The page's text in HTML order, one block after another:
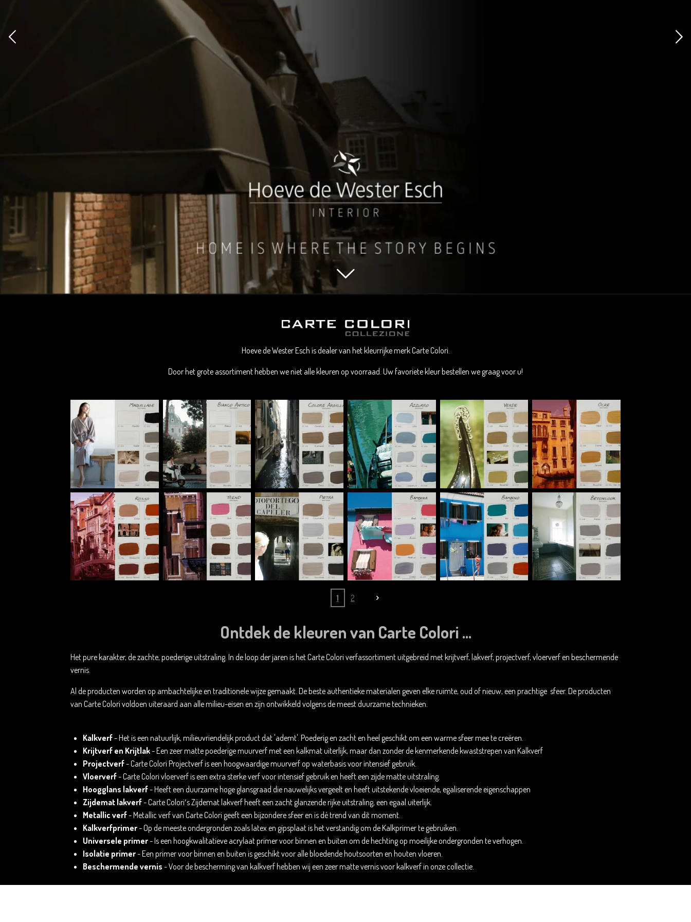
Hoeve de Wester Esch is dealer van het kleurrijke merk Carte Colori.
Door het grote assortiment hebben we niet alle kleuren op voorraad. Uw favoriete kleur bestellen we graag voor u!
1 2
Ontdek de kleuren van Carte Colori ...
Het pure karakter, de zachte, poederige uitstraling. In de loop der jaren is het Carte Colori verfassortiment uitgebreid met krijtverf, lakverf, projectverf, vloerverf en beschermende
vernis.
Al de producten worden op ambachtelijke en traditionele wijze gemaakt. De beste authentieke materialen geven elke ruimte, oud of nieuw, een prachtige sfeer. De producten
van Carte Colori voldoen uiteraard aan alle milieu-eisen en zijn ontwikkeld volgens de meest duurzame technieken.
Kalkverf-Het is een natuurlijk, milieuvriendelijk product dat 'ademt'. Poederig en zacht en heel geschikt om een warme sfeer mee te creëren.
Krijtverf en Krijtlak- Een zeer matte poederige muurverf met een kalkmat uiterlijk, maar dan zonder de kenmerkende kwaststrepen van Kalkverf
Projectverf-Carte Colori Projectverf is een hoogwaardige muurverf op waterbasis voor intensief gebruik.
Vloerverf- Carte Colori vloerverf is een extra sterke verf voor intensief gebruik en heeft een zijde matte uitstraling.
Hoogglans lakverf- Heeft een duurzame hoge glansgraad die nauwelijks vergeelt en heeft uitstekende vloeiende, egaliserende eigenschappen
Zijdemat lakverf-Carte Colori′s Zijdemat lakverf heeft een zacht glanzende rijke uitstraling, een egaal uiterlijk.
Metallic verf- Metallic verf van Carte Colori geeft een bijzondere sfeer en is dé trend van dit moment.
Kalkverfprimer- Op de meeste ondergronden zoals latex en gipsplaat is het verstandig om de Kalkprimer te gebruiken.
Universele primer- Is een hoogkwalitatieve acrylaat primer voor binnen en buiten om de hechting op moeilijke ondergronden te verhogen.
Isolatie primer- Een primer voor binnen en buiten is geschikt voor alle bloedende houtsoorten en houten vloeren.
Beschermende vernis - Voor de bescherming van kalkverf hebben wij een zeer matte vernis voor kalkverf in onze collectie.